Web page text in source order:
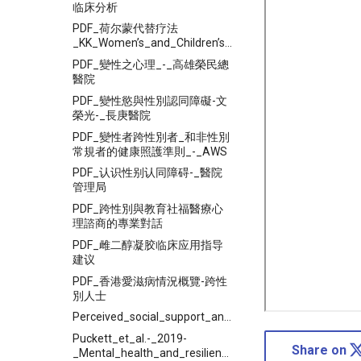
临床分析
PDF_荷尔蒙代替疗法
_KK_Women’s_and_Children’s_Hospital
PDF_變性之心理_-_高雄榮民總
醫院
PDF_變性慾與性別認同障礙-文
榮光-_長庚醫院
PDF_變性者跨性別者_和非性別
常規者的健康照護準則_-_AWS
PDF_认识性别认同障碍-_醫院
管理局
PDF_跨性別與教育社福醫療心
理諮商的專業對話
PDF_雌二醇凝胶临床应用指导
建议
PDF_香港愛滋病情況概覽-跨性
別人士
Perceived_social_support_and_its_relationship_with
Puckett_et_al.-_2019-
Share on